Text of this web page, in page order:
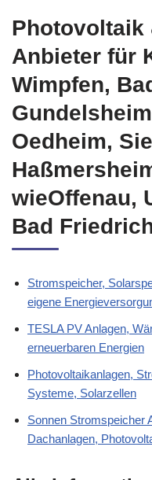
☎️ Schreiben Sie uns
Photovoltaik
Anbieter für
Wimpfen,
Oedheim,
wieOffenau,
eigene
erneuerbaren Energien
Systeme, Solarzellen